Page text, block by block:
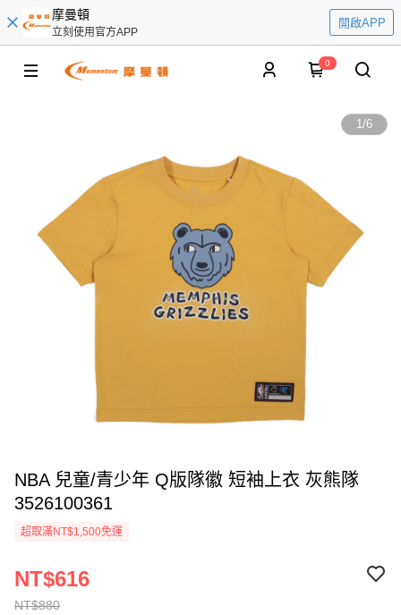
摩曼頓
立刻使用官方APP
開啟APP
0
1/6
NBA 兒童/青少年 Q版隊徽 短袖上衣 灰熊隊
3526100361
超取滿NT$1,500免運
NT$880
NT$616